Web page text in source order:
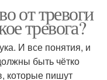
от тревоги
тревога?
И все понятия, и
быть чётко
которые пишут